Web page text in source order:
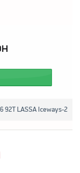
92T LASSA Iceways-2